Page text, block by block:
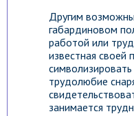
Другим
габардиновом
работой или
известная своей
трудолюбие
занимается